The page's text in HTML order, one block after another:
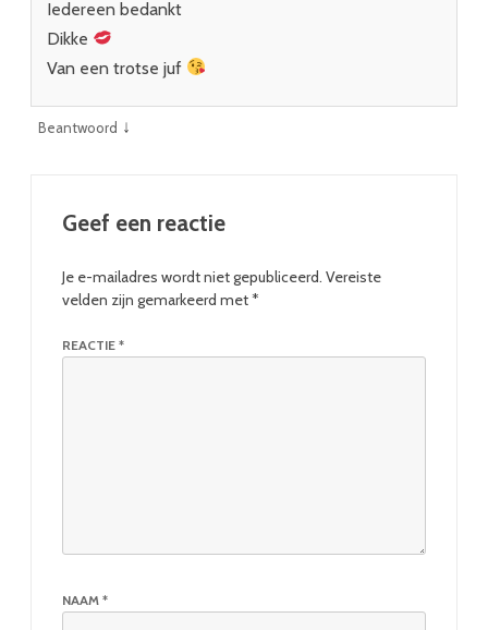
Iedereen bedankt
Dikke
Van een trotse juf
Beantwoord ↓
Geef een reactie
Je e-mailadres wordt niet gepubliceerd. Vereiste
velden zijn gemarkeerd met*
REACTIE *
NAAM *